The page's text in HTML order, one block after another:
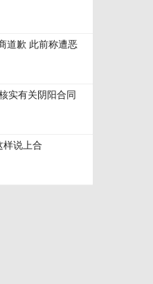
道歉 此前称遭恶
实有关阴阳合同
样说上合